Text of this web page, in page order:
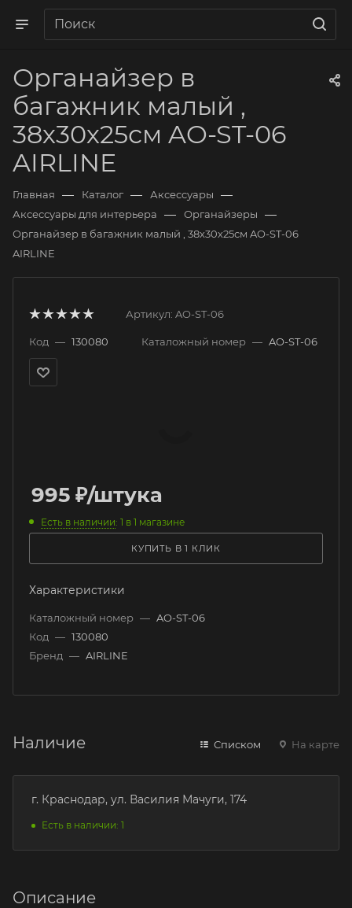
Органайзер в
багажник малый ,
38х30х25см AO-ST-06
AIRLINE
Главная — Каталог — Аксессуары —
Аксессуары для интерьера — Органайзеры —
Органайзер в багажник малый , 38х30х25см AO-ST-06
AIRLINE
Артикул: AO-ST-06
Код — 130080 Каталожный номер — AO-ST-06
995 ₽/штука
Есть в наличии: 1 в 1 магазине
КУПИТЬ В 1 КЛИК
Характеристики
Каталожный номер — AO-ST-06
Код — 130080
Бренд — AIRLINE
Наличие Списком На карте
г. Краснодар, ул. Василия Мачуги, 174
Есть в наличии: 1
Описание